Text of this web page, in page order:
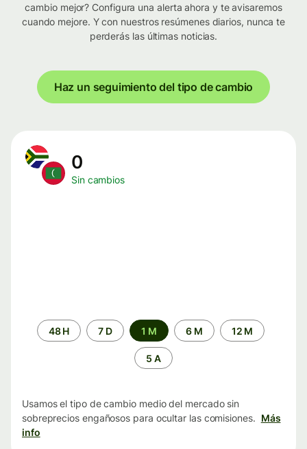
cambio mejor? Configura una alerta ahora y te avisaremos
cuando mejore. Y con nuestros resúmenes diarios, nunca te
perderás las últimas noticias.
Haz un seguimiento del tipo de cambio
0
Sin cambios
Periodo48 H 7 D 1 M 6 M 12 M
5 A
Usamos el tipo de cambio medio del mercado sin
sobreprecios engañosos para ocultar las comisiones. Más
info